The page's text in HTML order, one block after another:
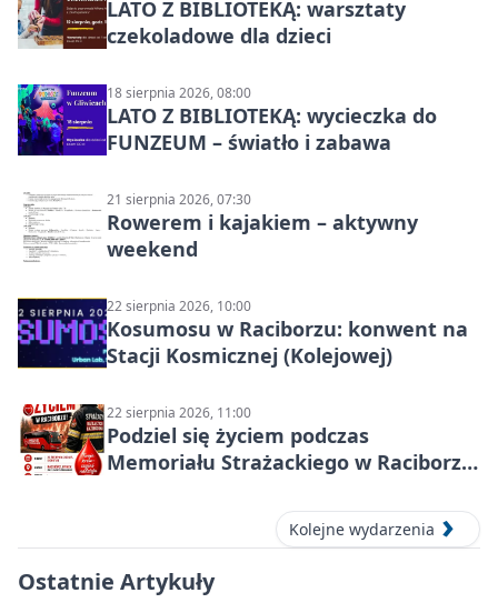
LATO Z BIBLIOTEKĄ: warsztaty
czekoladowe dla dzieci
18 sierpnia 2026, 08:00
LATO Z BIBLIOTEKĄ: wycieczka do
FUNZEUM – światło i zabawa
21 sierpnia 2026, 07:30
Rowerem i kajakiem – aktywny
weekend
22 sierpnia 2026, 10:00
Kosumosu w Raciborzu: konwent na
Stacji Kosmicznej (Kolejowej)
22 sierpnia 2026, 11:00
Podziel się życiem podczas
Memoriału Strażackiego w Raciborzu
Kolejne wydarzenia
Ostatnie Artykuły